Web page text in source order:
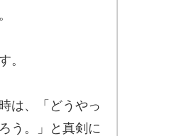
。
は、「どうやっ
う。」と真剣に